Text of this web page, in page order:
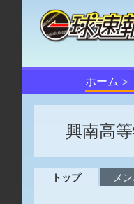
ホーム
興南高
トップ メ